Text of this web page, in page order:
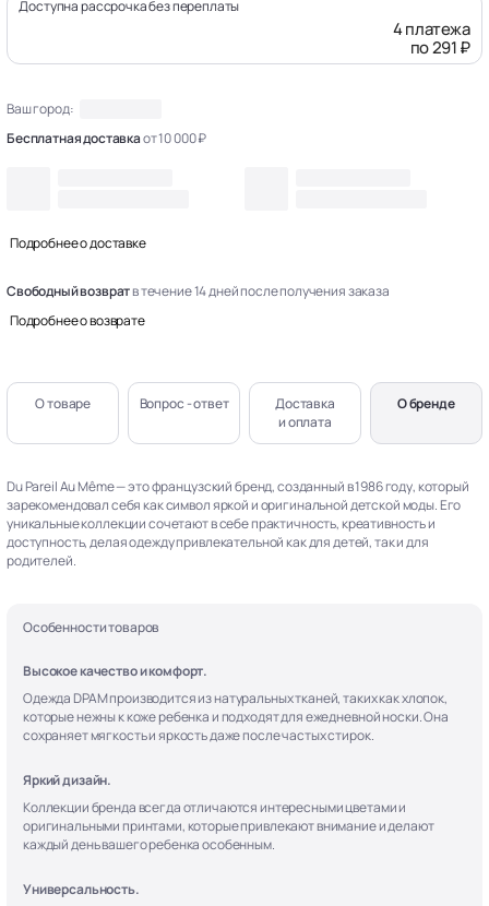
Доступна рассрочка без переплаты
4 платежа
по 291 ₽
Ваш город:
Бесплатная доставкаот 10 000 ₽
Подробнее о доставке
Свободный возвратв течение 14 дней после получения заказа
Подробнее о возврате
О товаре Вопрос - ответ
Доставка
и оплата
О бренде
Du Pareil Au Même — это французский бренд, созданный в 1986 году, который
зарекомендовал себя как символ яркой и оригинальной детской моды. Его
уникальные коллекции сочетают в себе практичность, креативность и
доступность, делая одежду привлекательной как для детей, так и для
родителей.
Особенности товаров
Высокое качество и комфорт.
Одежда DPAM производится из натуральных тканей, таких как хлопок,
которые нежны к коже ребенка и подходят для ежедневной носки. Она
сохраняет мягкость и яркость даже после частых стирок.
Яркий дизайн.
Коллекции бренда всегда отличаются интересными цветами и
оригинальными принтами, которые привлекают внимание и делают
каждый день вашего ребенка особенным.
Универсальность.